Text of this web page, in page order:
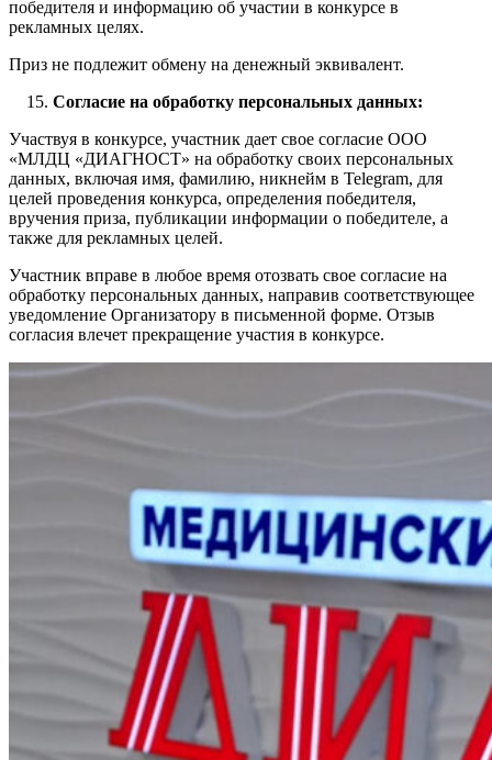
победителя и информацию об участии в конкурсе в
рекламных целях.
Приз не подлежит обмену на денежный эквивалент.
Согласие на обработку персональных данных:
Участвуя в конкурсе, участник дает свое согласие ООО
«МЛДЦ «ДИАГНОСТ» на обработку своих персональных
данных, включая имя, фамилию, никнейм в Telegram, для
целей проведения конкурса, определения победителя,
вручения приза, публикации информации о победителе, а
также для рекламных целей.
Участник вправе в любое время отозвать свое согласие на
обработку персональных данных, направив соответствующее
уведомление Организатору в письменной форме. Отзыв
согласия влечет прекращение участия в конкурсе.